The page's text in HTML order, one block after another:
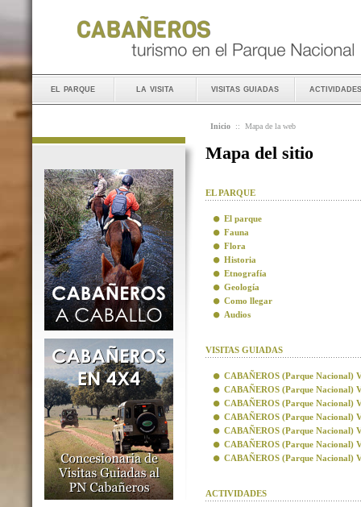
el parque la visita visitas guiadas actividades
Inicio :: Mapa de la web
Mapa del sitio
EL PARQUE
El parque
Fauna
Flora
Historia
Etnografía
Geología
Como llegar
Audios
VISITAS GUIADAS
CABAÑEROS (Parque Nacional)
CABAÑEROS (Parque Nacional)
CABAÑEROS (Parque Nacional)
CABAÑEROS (Parque Nacional)
CABAÑEROS (Parque Nacional)
CABAÑEROS (Parque Nacional)
CABAÑEROS (Parque Nacional)
ACTIVIDADES